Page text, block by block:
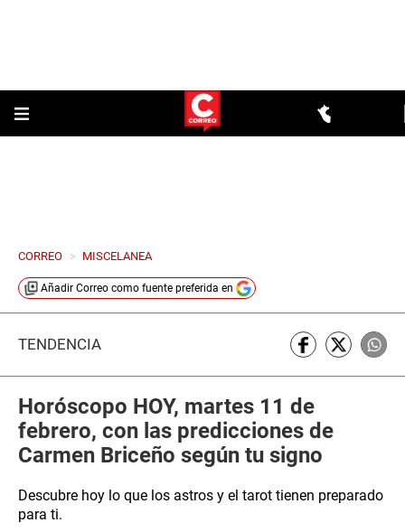
CORREO > MISCELANEA
Añadir Correo como fuente preferida en
TENDENCIA
Horóscopo HOY, martes 11 de
febrero, con las predicciones de
Carmen Briceño según tu signo
Descubre hoy lo que los astros y el tarot tienen preparado
para ti.